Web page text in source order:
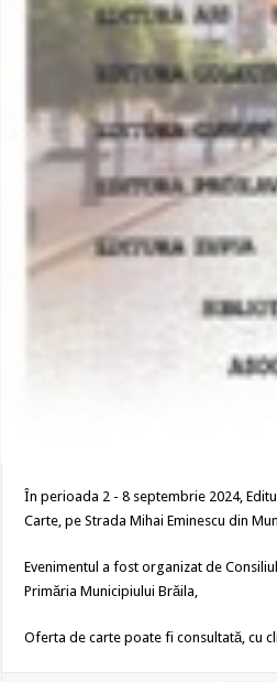
În perioada 2 - 8 septembrie 2024,
Carte, pe Strada Mihai Eminescu din
Evenimentul a fost organizat de
Primăria Municipiului Brăila,
Oferta de carte poate fi consultată, cu